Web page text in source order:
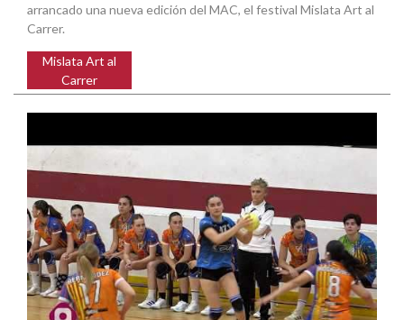
arrancado una nueva edición del MAC, el festival Mislata Art al
Carrer.
Mislata Art al
Carrer